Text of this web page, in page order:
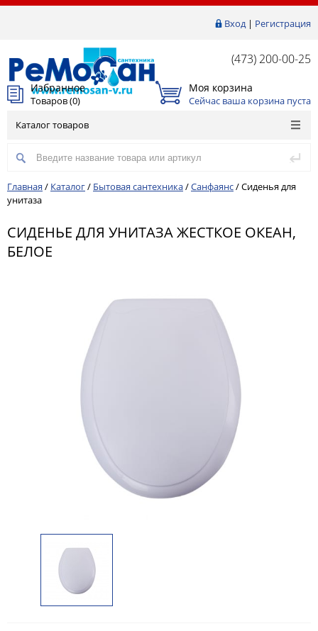
Вход| Регистрация
(473) 200-00-25
Избранное
Товаров (0)
Моя корзина
Сейчас ваша корзина пуста
Каталог товаров
Главная / Каталог/ Бытовая сантехника/Санфаянс/Сиденья для
унитаза
СИДЕНЬЕ ДЛЯ УНИТАЗА ЖЕСТКОЕ ОКЕАН,
БЕЛОЕ